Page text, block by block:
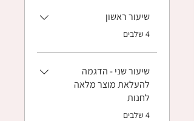
שיעור ראשון
.
4 שלבים
שיעור שני - הדגמה
להעלאת מוצר מלאה
לחנות
.
4 שלבים